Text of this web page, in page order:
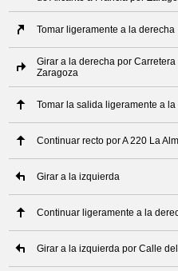
Tomar ligeramente a la derecha
Girar a la derecha por
Zaragoza
Tomar la salida ligeramente a
Continuar recto por A 220 La
Girar a la izquierda
Continuar ligeramente a la
Girar a la izquierda por Calle